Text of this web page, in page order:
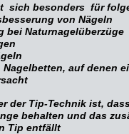
sich besonders für
von Nägeln
bei Naturnagelüberzüge
Nagelbetten, auf
der Tip-Technik ist,
behalten und das
Tip entfällt